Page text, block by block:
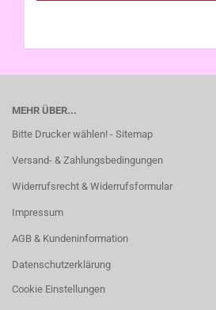
MEHR ÜBER...
Bitte Drucker wählen! - Sitemap
Versand- & Zahlungsbedingungen
Widerrufsrecht & Widerrufsformular
Impressum
AGB & Kundeninformation
Datenschutzerklärung
Cookie Einstellungen